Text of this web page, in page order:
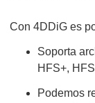
Con 4DDiG es
Soporta
HFS+,
Podemos